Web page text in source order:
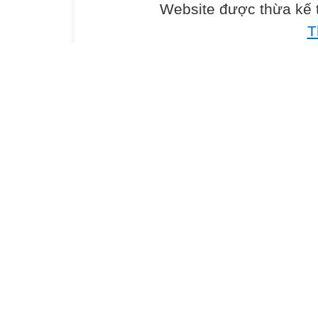
Website được thừa